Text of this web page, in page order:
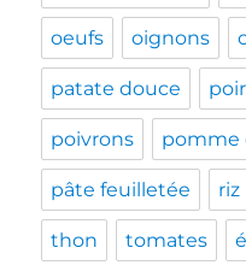
oeufs oignons
patate douce
poivrons pomme
pâte feuilletée riz
thon tomates